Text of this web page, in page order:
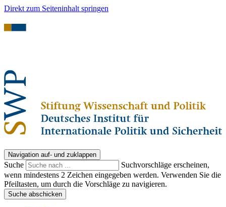
Direkt zum Seiteninhalt springen
Navigation auf- und zuklappen
Suche
Suchvorschläge erscheinen,
wenn mindestens 2 Zeichen eingegeben werden. Verwenden Sie die
Pfeiltasten, um durch die Vorschläge zu navigieren.
Suche abschicken